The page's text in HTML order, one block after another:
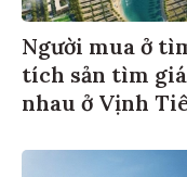
Người mua ở
tích sản tìm
nhau ở Vịnh